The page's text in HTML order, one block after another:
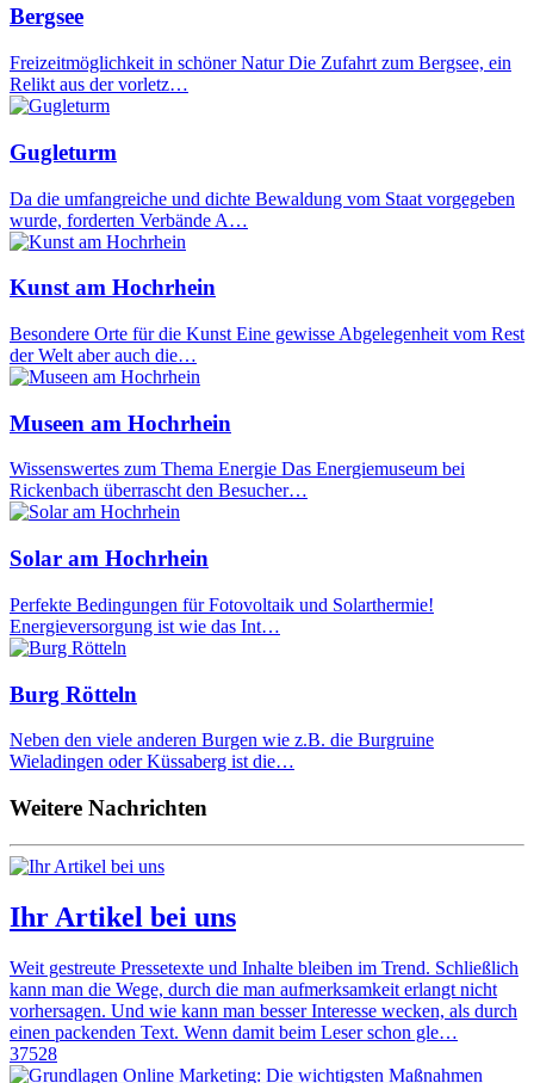
Bergsee
Freizeitmöglichkeit in schöner Natur Die Zufahrt zum Bergsee, ein
Relikt aus der vorletz…
Gugleturm
Da die umfangreiche und dichte Bewaldung vom Staat vorgegeben
wurde, forderten Verbände A…
Kunst am Hochrhein
Besondere Orte für die Kunst Eine gewisse Abgelegenheit vom Rest
der Welt aber auch die…
Museen am Hochrhein
Wissenswertes zum Thema Energie Das Energiemuseum bei
Rickenbach überrascht den Besucher…
Solar am Hochrhein
Perfekte Bedingungen für Fotovoltaik und Solarthermie!
Energieversorgung ist wie das Int…
Burg Rötteln
Neben den viele anderen Burgen wie z.B. die Burgruine
Wieladingen oder Küssaberg ist die…
Weitere Nachrichten
Ihr Artikel bei uns
Weit gestreute Pressetexte und Inhalte bleiben im Trend. Schließlich
kann man die Wege, durch die man aufmerksamkeit erlangt nicht
vorhersagen. Und wie kann man besser Interesse wecken, als durch
einen packenden Text. Wenn damit beim Leser schon gle…
37528